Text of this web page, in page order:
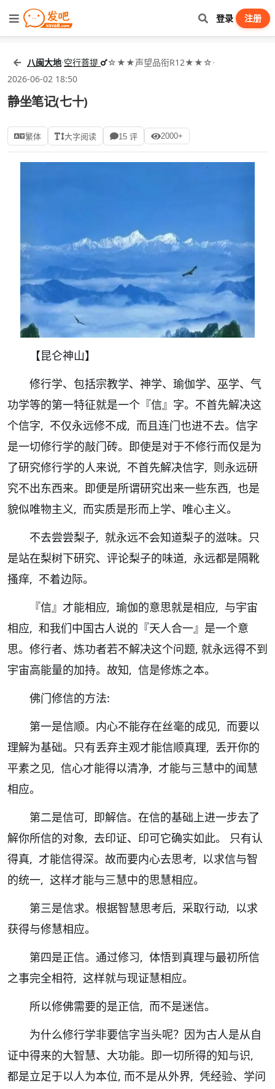
登录 注册
八闽大地·空行菩提 ☆★★声望品衔R12★★☆·
2026-06-02 18:50
静坐笔记(七十)
繁体 大字阅读 15 评 2000+
【昆仑神山】
修行学、包括宗教学、神学、瑜伽学、巫学、气
功学等的第一特征就是一个『信』字。不首先解决这
个信字, 不仅永远修不成, 而且连门也进不去。信字
是一切修行学的敲门砖。即使是对于不修行而仅是为
了研究修行学的人来说, 不首先解决信字, 则永远研
究不出东西来。即便是所谓研究出来一些东西, 也是
貌似唯物主义, 而实质是形而上学、唯心主义。
不去尝尝梨子, 就永远不会知道梨子的滋味。只
是站在梨树下研究、评论梨子的味道, 永远都是隔靴
搔痒, 不着边际。
『信』才能相应, 瑜伽的意思就是相应, 与宇宙
相应, 和我们中国古人说的『天人合一』是一个意
思。修行者、炼功者若不解决这个问题, 就永远得不到
宇宙高能量的加持。故知, 信是修炼之本。
佛门修信的方法:
第一是信顺。内心不能存在丝毫的成见, 而要以
理解为基础。只有丢弃主观才能信顺真理, 丢开你的
平素之见, 信心才能得以清净, 才能与三慧中的闻慧
相应。
第二是信可, 即解信。在信的基础上进一步去了
解你所信的对象, 去印证、印可它确实如此。 只有认
得真, 才能信得深。故而要内心去思考, 以求信与智
的统一, 这样才能与三慧中的思慧相应。
第三是信求。根据智慧思考后, 采取行动, 以求
获得与修慧相应。
第四是正信。通过修习, 体悟到真理与最初所信
之事完全相符, 这样就与现证慧相应。
所以修佛需要的是正信, 而不是迷信。
为什么修行学非要信字当头呢？因为古人是从自
证中得来的大智慧、大功能。即一切所得的知与识,
都是立足于以人为本位, 而不是从外界, 凭经验、学问